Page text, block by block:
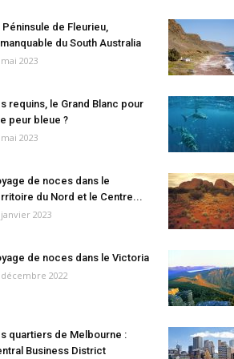
Péninsule de Fleurieu,
du South Australia
2023
requins, le Grand Blanc pour
peur bleue ?
2023
de noces dans le
du Nord et le Centre...
2023
de noces dans le Victoria
2022
quartiers de Melbourne :
Business District